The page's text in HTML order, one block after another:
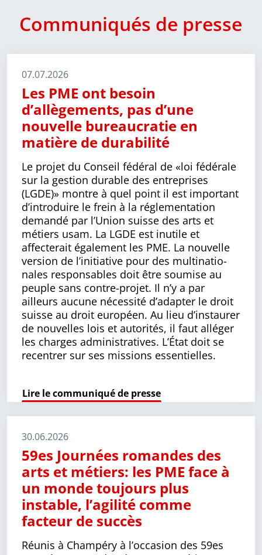
Communiqués de presse
07.07.2026
Les PME ont besoin
d’allègements, pas d’une
nouvelle bureaucratie en
matière de durabilité
Le projet du Conseil fédéral de «loi fédérale
sur la gestion durable des entreprises
(LGDE)» montre à quel point il est impor­tant
d’introduire le frein à la régle­men­tation
demandé par l’Union suisse des arts et
métiers usam. La LGDE est inutile et
affecterait également les PME. La nouvelle
version de l’initiative pour des multi­natio­
nales responsables doit être soumise au
peuple sans contre-projet. Il n’y a par
ailleurs aucune nécessité d’adapter le droit
suisse au droit européen. Au lieu d’instau­rer
de nouvelles lois et autorités, il faut alléger
les charges administratives. L’État doit se
recentrer sur ses missions essentielles.
Lire le communiqué de presse
30.06.2026
59es Journées romandes des
arts et métiers: les PME face à
un monde toujours plus
instable, l’agilité comme
facteur de succès
Réunis à Champéry à l’occasion des 59es